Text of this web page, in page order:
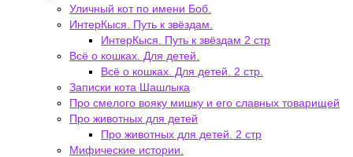
Уличный кот по имени Боб.
ИнтерКыся. Путь к звёздам.
ИнтерКыся. Путь к звёздам 2 стр
Всё о кошках. Для детей.
Всё о кошках. Для детей. 2 стр.
Записки кота Шашлыка
Про смелого вояку мишку и его славных товарищей
Про животных для детей
Про животных для детей. 2 стр
Мифические истории.